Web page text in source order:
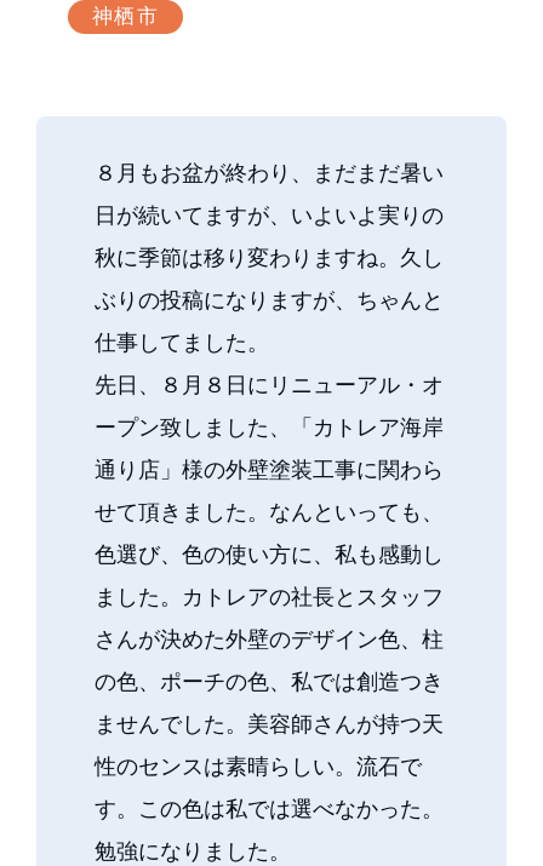
神栖市
８月もお盆が終わり、まだまだ暑い
日が続いてますが、いよいよ実りの
秋に季節は移り変わりますね。久し
ぶりの投稿になりますが、ちゃんと
仕事してました。
先日、８月８日にリニューアル・オ
ープン致しました、「カトレア海岸
通り店」様の外壁塗装工事に関わら
せて頂きました。なんといっても、
色選び、色の使い方に、私も感動し
ました。カトレアの社長とスタッフ
さんが決めた外壁のデザイン色、柱
の色、ポーチの色、私では創造つき
ませんでした。美容師さんが持つ天
性のセンスは素晴らしい。流石で
す。この色は私では選べなかった。
勉強になりました。